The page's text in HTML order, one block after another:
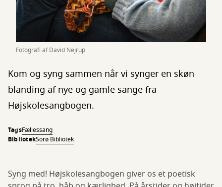
Fotografi af David Nejrup
Kom og syng sammen når vi synger en skøn
blanding af nye og gamle sange fra
Højskolesangbogen.
TagsFællessang
BibliotekSorø Bibliotek
Syng med! Højskolesangbogen giver os et poetisk